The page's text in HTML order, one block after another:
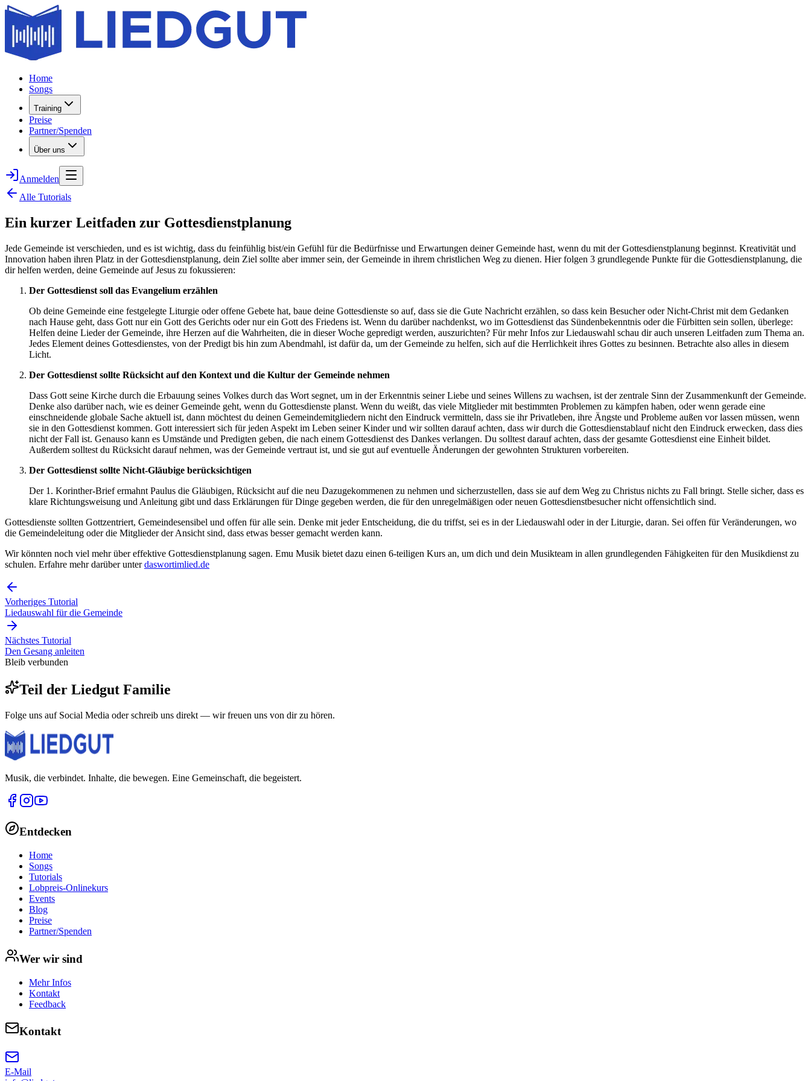
Home
Songs
Training
Preise
Partner/Spenden
Über uns
Anmelden
Alle Tutorials
Ein kurzer Leitfaden zur Gottesdienstplanung
Jede Gemeinde ist verschieden, und es ist wichtig, dass du feinfühlig bist/ein Gefühl für die Bedürfnisse und Erwartungen deiner Gemeinde hast, wenn du mit der Gottesdienstplanung beginnst. Kreativität und
Innovation haben ihren Platz in der Gottesdienstplanung, dein Ziel sollte aber immer sein, der Gemeinde in ihrem christlichen Weg zu dienen. Hier folgen 3 grundlegende Punkte für die Gottesdienstplanung, die
dir helfen werden, deine Gemeinde auf Jesus zu fokussieren:
Der Gottesdienst soll das Evangelium erzählen
Ob deine Gemeinde eine festgelegte Liturgie oder offene Gebete hat, baue deine Gottesdienste so auf, dass sie die Gute Nachricht erzählen, so dass kein Besucher oder Nicht-Christ mit dem Gedanken
nach Hause geht, dass Gott nur ein Gott des Gerichts oder nur ein Gott des Friedens ist. Wenn du darüber nachdenkst, wo im Gottesdienst das Sündenbekenntnis oder die Fürbitten sein sollen, überlege:
Helfen deine Lieder der Gemeinde, ihre Herzen auf die Wahrheiten, die in dieser Woche gepredigt werden, auszurichten? Für mehr Infos zur Liedauswahl schau dir auch unseren Leitfaden zum Thema an.
Jedes Element deines Gottesdienstes, von der Predigt bis hin zum Abendmahl, ist dafür da, um der Gemeinde zu helfen, sich auf die Herrlichkeit ihres Gottes zu besinnen. Betrachte also alles in diesem
Licht.
Der Gottesdienst sollte Rücksicht auf den Kontext und die Kultur der Gemeinde nehmen
Dass Gott seine Kirche durch die Erbauung seines Volkes durch das Wort segnet, um in der Erkenntnis seiner Liebe und seines Willens zu wachsen, ist der zentrale Sinn der Zusammenkunft der Gemeinde.
Denke also darüber nach, wie es deiner Gemeinde geht, wenn du Gottesdienste planst. Wenn du weißt, das viele Mitglieder mit bestimmten Problemen zu kämpfen haben, oder wenn gerade eine
einschneidende globale Sache aktuell ist, dann möchtest du deinen Gemeindemitgliedern nicht den Eindruck vermitteln, dass sie ihr Privatleben, ihre Ängste und Probleme außen vor lassen müssen, wenn
sie in den Gottesdienst kommen. Gott interessiert sich für jeden Aspekt im Leben seiner Kinder und wir sollten darauf achten, dass wir durch die Gottesdienstablauf nicht den Eindruck erwecken, dass dies
nicht der Fall ist. Genauso kann es Umstände und Predigten geben, die nach einem Gottesdienst des Dankes verlangen. Du solltest darauf achten, dass der gesamte Gottesdienst eine Einheit bildet.
Außerdem solltest du Rücksicht darauf nehmen, was der Gemeinde vertraut ist, und sie gut auf eventuelle Änderungen der gewohnten Strukturen vorbereiten.
Der Gottesdienst sollte Nicht-Gläubige berücksichtigen
Der 1. Korinther-Brief ermahnt Paulus die Gläubigen, Rücksicht auf die neu Dazugekommenen zu nehmen und sicherzustellen, dass sie auf dem Weg zu Christus nichts zu Fall bringt. Stelle sicher, dass es
klare Richtungsweisung und Anleitung gibt und dass Erklärungen für Dinge gegeben werden, die für den unregelmäßigen oder neuen Gottesdienstbesucher nicht offensichtlich sind.
Gottesdienste sollten Gottzentriert, Gemeindesensibel und offen für alle sein. Denke mit jeder Entscheidung, die du triffst, sei es in der Liedauswahl oder in der Liturgie, daran. Sei offen für Veränderungen, wo
die Gemeindeleitung oder die Mitglieder der Ansicht sind, dass etwas besser gemacht werden kann.
Wir könnten noch viel mehr über effektive Gottesdienstplanung sagen. Emu Musik bietet dazu einen 6-teiligen Kurs an, um dich und dein Musikteam in allen grundlegenden Fähigkeiten für den Musikdienst zu
schulen. Erfahre mehr darüber unterdaswortimlied.de
Vorheriges Tutorial
Liedauswahl für die Gemeinde
Nächstes Tutorial
Den Gesang anleiten
Bleib verbunden
Teil der Liedgut Familie
Folge uns auf Social Media oder schreib uns direkt — wir freuen uns von dir zu hören.
Musik, die verbindet. Inhalte, die bewegen. Eine Gemeinschaft, die begeistert.
Entdecken
Home
Songs
Tutorials
Lobpreis-Onlinekurs
Events
Blog
Preise
Partner/Spenden
Wer wir sind
Mehr Infos
Kontakt
Feedback
Kontakt
E-Mail